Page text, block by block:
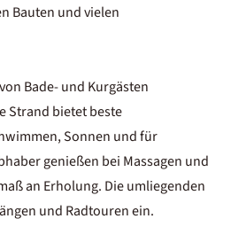
Bauten und vielen
Bade- und Kurgästen
Strand bietet beste
Sonnen und für
genießen bei Massagen und
an Erholung. Die umliegenden
und Radtouren ein.